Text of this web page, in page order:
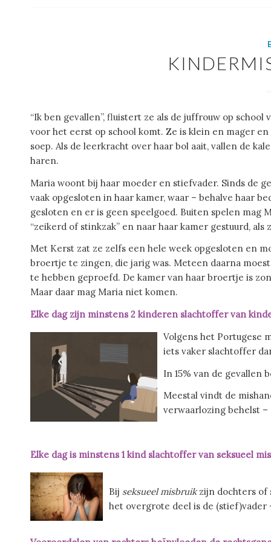
“Ik ben gevallen”, fluistert ze als de juffrouw op
voor het eerst op school komt. Ze is klein en mager
soep. Als de leerkracht over haar bol aait, vallen de
haren.
Maria woont bij haar moeder en stiefvader. Sinds de
vaak opgesloten in haar kamer, waar – behalve haar
gesloten en er is geen speelgoed. Buiten spelen mag
“zeikerd of stinkzak” en naar haar kamer gestuurd,
Met Kerst zat ze zelfs een hele week opgesloten en
broertje te zingen, die jarig was. Meteen daarna
te hebben geproefd. De kamer van haar broertje is
Maar daar mag Maria niet komen.
Elke dag zijn minstens 2 kinderen slachtoffer van
Volgens het Portugese
iets vaker slachtoffer
In 15% van de gevallen
Meestal vindt de
verwaarlozing behelst –
Elke dag is minstens 1 kind slachtoffer van seksueel
Bij seksueel misbruikzijn dochters of
het overgrote deel is de